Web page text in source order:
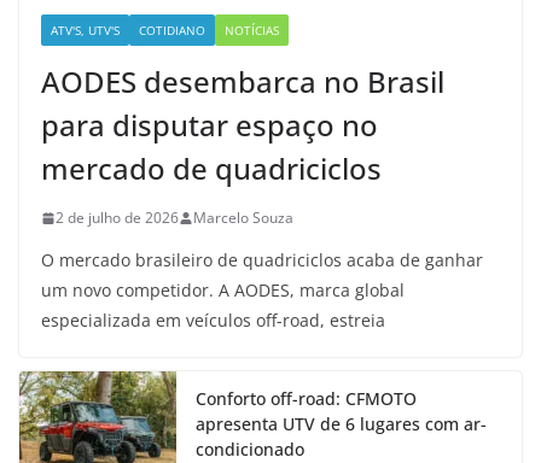
ATV'S, UTV'S COTIDIANO NOTÍCIAS
AODES desembarca no Brasil
para disputar espaço no
mercado de quadriciclos
2 de julho de 2026 Marcelo Souza
O mercado brasileiro de quadriciclos acaba de ganhar
um novo competidor. A AODES, marca global
especializada em veículos off-road, estreia
Conforto off-road: CFMOTO
apresenta UTV de 6 lugares com ar-
condicionado